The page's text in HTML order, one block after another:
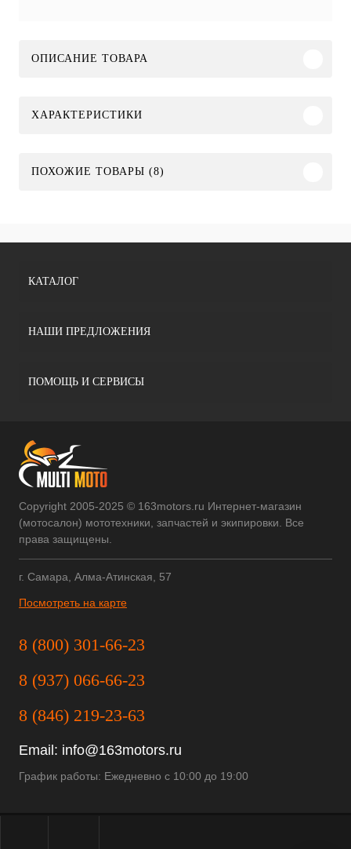
ОПИСАНИЕ ТОВАРА
ХАРАКТЕРИСТИКИ
ПОХОЖИЕ ТОВАРЫ (8)
КАТАЛОГ
НАШИ ПРЕДЛОЖЕНИЯ
ПОМОЩЬ И СЕРВИСЫ
Copyright 2005-2025 © 163motors.ru Интернет-магазин
(мотосалон) мототехники, запчастей и экипировки. Все
права защищены.
г. Самара, Алма-Атинская, 57
Посмотреть на карте
8 (800) 301-66-23
8 (937) 066-66-23
8 (846) 219-23-63
Email: info@163motors.ru
График работы: Ежедневно с 10:00 до 19:00